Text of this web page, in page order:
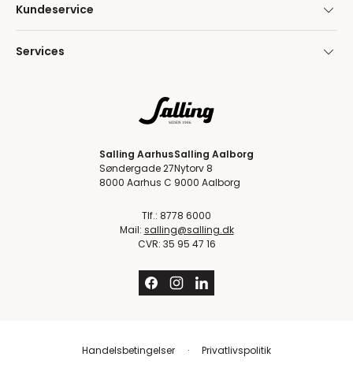
Kundeservice
Services
Salling Aarhus
Søndergade 27
8000 Aarhus C
Salling Aalborg
Nytorv 8
9000 Aalborg
Tlf.: 8778 6000
Mail: salling@salling.dk
CVR: 35 95 47 16
Handelsbetingelser Privatlivspolitik